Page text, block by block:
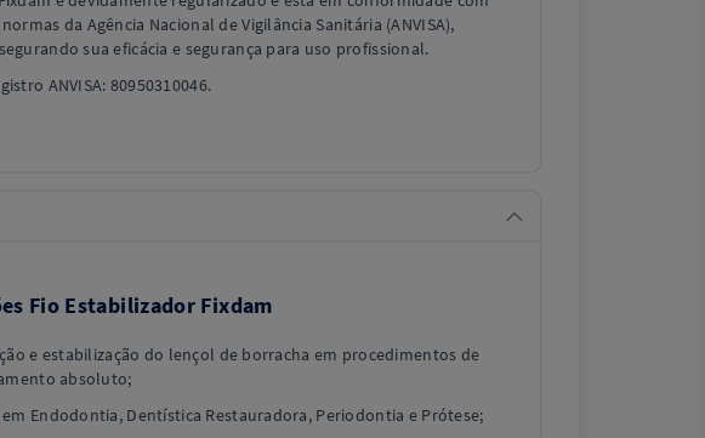
normas da Agência Nacional de Vigilância Sanitária (ANVISA),
sua eficácia e segurança para uso profissional.
ANVISA: 80950310046.
Fio Estabilizador Fixdam
e estabilização do lençol de borracha em procedimentos de
absoluto;
em Endodontia, Dentística Restauradora, Periodontia e Prótese;